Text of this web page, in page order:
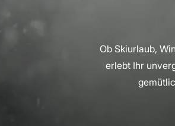
Ob Skiurlaub,
erlebt Ihr